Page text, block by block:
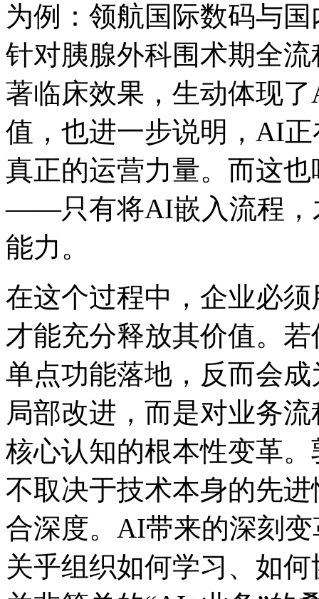
为例：领航国际数码
针对胰腺外科围术期全流
著临床效果，生动体
值，也进一步说明，
真正的运营力量。而这也
——只有将AI嵌入流程
能力。
在这个过程中，企业必
才能充分释放其价值。若
单点功能落地，反而
局部改进，而是对业务流
核心认知的根本性变革。
不取决于技术本身的先进
合深度。AI带来的深刻变革
关乎组织如何学习、如